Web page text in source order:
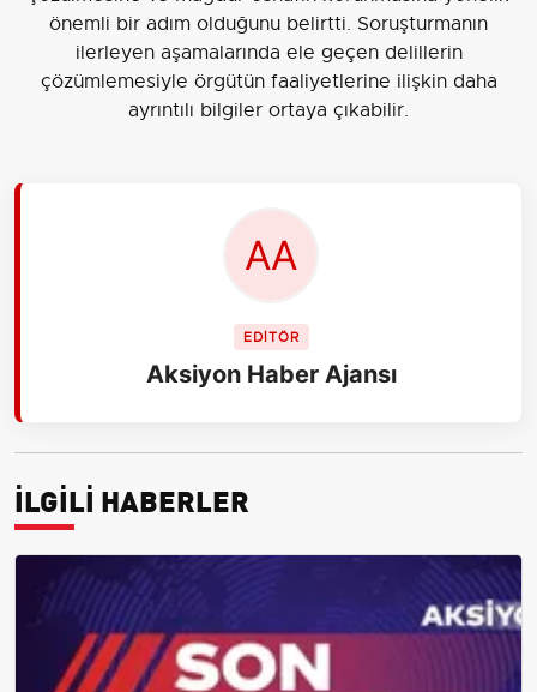
önemli bir adım olduğunu belirtti. Soruşturmanın
ilerleyen aşamalarında ele geçen delillerin
çözümlemesiyle örgütün faaliyetlerine ilişkin daha
ayrıntılı bilgiler ortaya çıkabilir.
EDİTÖR
Aksiyon Haber Ajansı
İLGİLİ HABERLER